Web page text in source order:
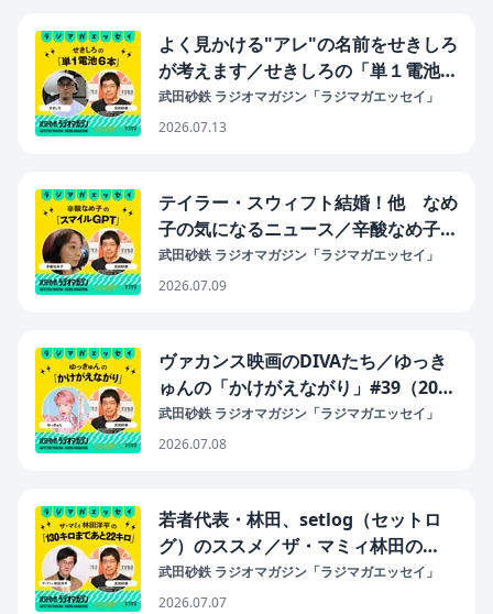
よく見かける"アレ"の名前をせきしろ
が考えます／せきしろの「単１電池６
本」#37（2026年7月13日放送分）
武田砂鉄 ラジオマガジン「ラジマガエッセイ」
2026.07.13
テイラー・スウィフト結婚！他 なめ
子の気になるニュース／辛酸なめ子の
「スマイルGPT」#40（2026年7月9
日放送分）
武田砂鉄 ラジオマガジン「ラジマガエッセイ」
2026.07.09
ヴァカンス映画のDIVAたち／ゆっき
ゅんの「かけがえながり」#39（2026
年7月8日放送分）
武田砂鉄 ラジオマガジン「ラジマガエッセイ」
2026.07.08
若者代表・林田、setlog（セットロ
グ）のススメ／ザ・マミィ林田の
「130キロまであと22キロ」
#39（2026年7月7日放送分）
武田砂鉄 ラジオマガジン「ラジマガエッセイ」
2026.07.07